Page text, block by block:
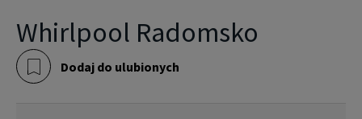
Whirlpool Radomsko
Dodaj do ulubionych